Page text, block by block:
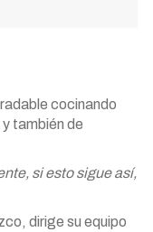
cocinando
también de
si esto sigue así,
dirige su equipo